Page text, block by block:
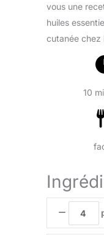
vous une
huiles
cutanée chez
10